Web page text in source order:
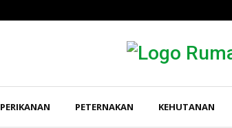
PERIKANAN PETERNAKAN KEHUTANAN